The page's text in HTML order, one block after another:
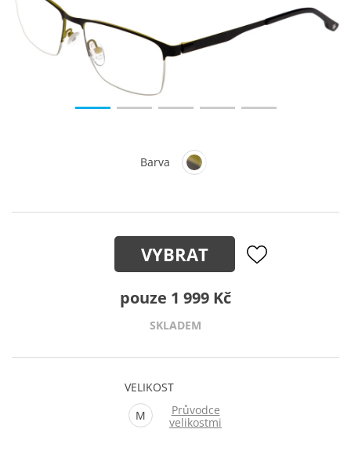
Barva
VYBRAT
pouze 1 999 Kč
SKLADEM
VELIKOST
M
Průvodce
velikostmi